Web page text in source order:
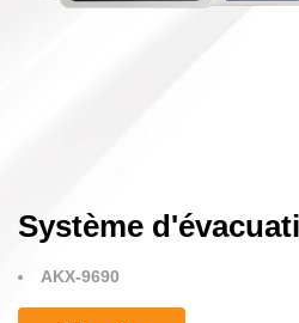
Système
AKX-9690